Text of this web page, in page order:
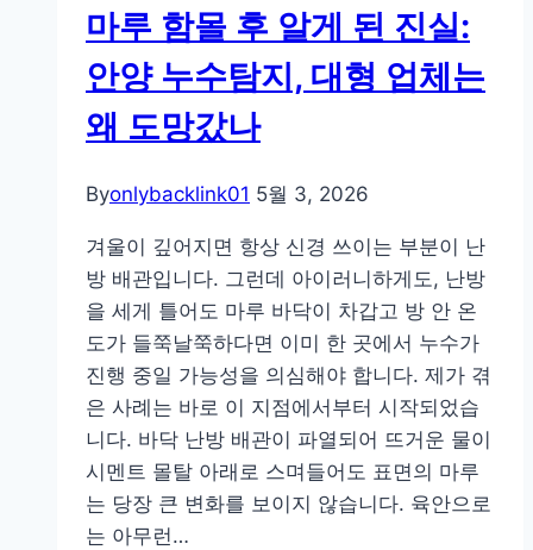
배
관,
전
면
체
이
‘딱
그
곳’만
잡
는
누
수
탐
마루 함몰 후 알게 된 진실:
안양 누수탐지, 대형 업체는
왜 도망갔나
Byonlybacklink01 5월 3, 2026
겨울이 깊어지면 항상 신경 쓰이는 부분이 난
방 배관입니다. 그런데 아이러니하게도, 난방
을 세게 틀어도 마루 바닥이 차갑고 방 안 온
도가 들쭉날쭉하다면 이미 한 곳에서 누수가
진행 중일 가능성을 의심해야 합니다. 제가 겪
은 사례는 바로 이 지점에서부터 시작되었습
니다. 바닥 난방 배관이 파열되어 뜨거운 물이
시멘트 몰탈 아래로 스며들어도 표면의 마루
는 당장 큰 변화를 보이지 않습니다. 육안으로
는 아무런…